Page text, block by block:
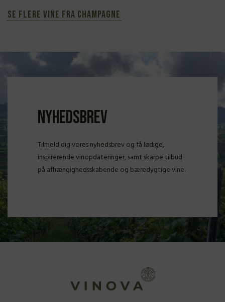
Se flere vine fra Champagne
Nyhedsbrev
Tilmeld dig vores nyhedsbrev og få lødige,
inspirerende vinopdateringer, samt skarpe tilbud
på afhængighedsskabende og bæredygtige vine.